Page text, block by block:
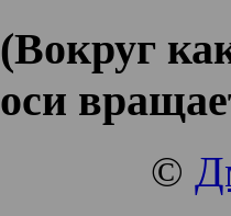
(Вокруг
оси
©